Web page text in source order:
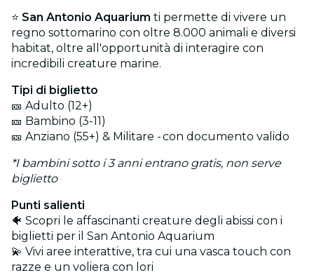
⭐ San Antonio Aquarium ti permette di vivere un
regno sottomarino con oltre 8.000 animali e diversi
habitat, oltre all'opportunità di interagire con
incredibili creature marine.
Tipi di biglietto
🎫 Adulto (12+)
🎫 Bambino (3-11)
🎫 Anziano (55+) & Militare - con documento valido
*I bambini sotto i 3 anni entrano gratis, non serve
biglietto
Punti salienti
🐠 Scopri le affascinanti creature degli abissi con i
biglietti per il San Antonio Aquarium
💫 Vivi aree interattive, tra cui una vasca touch con
razze e un voliera con lori